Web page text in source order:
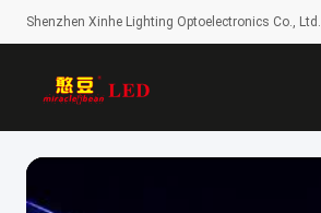
Shenzhen Xinhe Lighting Optoelectronics Co., Ltd.